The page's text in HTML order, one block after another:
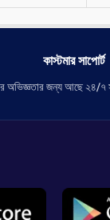
কাস্টমার সাপোর্ট
অভিজ্ঞতার জন্য আছে ২৪/৭